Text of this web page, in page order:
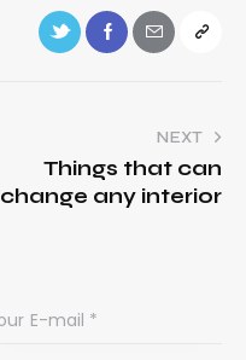
NEXT
Things that can
change any interior